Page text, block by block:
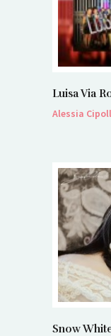
Luisa Via
Alessia
Snow